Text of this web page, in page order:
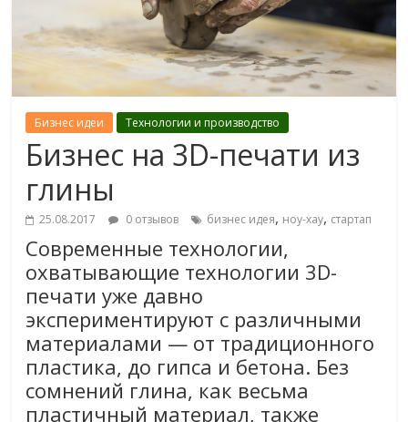
Бизнес идеи Технологии и производство
Бизнес на 3D-печати из
глины
25.08.2017 0 отзывов бизнес идея, ноу-хау, стартап
Современные технологии,
охватывающие технологии 3D-
печати уже давно
экспериментируют с различными
материалами — от традиционного
пластика, до гипса и бетона. Без
сомнений глина, как весьма
пластичный материал, также